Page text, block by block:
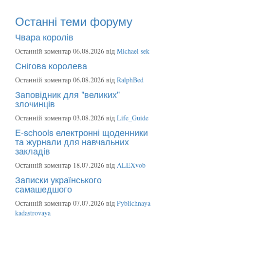
Останні теми форуму
Чвара королів
Останній коментар 06.08.2026 від Michael sek
Снігова королева
Останній коментар 06.08.2026 від RalphBed
Заповідник для "великих"
злочинців
Останній коментар 03.08.2026 від Life_Guide
E-schools електронні щоденники
та журнали для навчальних
закладів
Останній коментар 18.07.2026 від ALEXvob
Записки українського
самашедшого
Останній коментар 07.07.2026 від Pyblichnaya
kadastrovaya